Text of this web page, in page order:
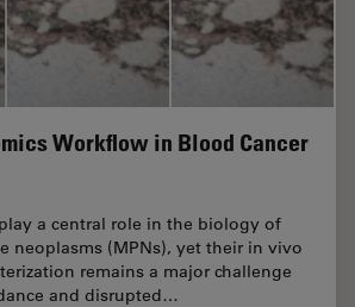
Workflow in Blood Cancer
a central role in the biology of
neoplasms (MPNs), yet their in vivo
remains a major challenge
and disrupted…